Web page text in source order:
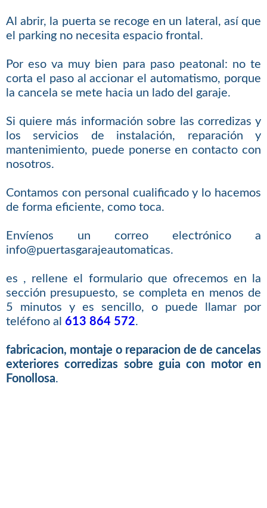
Al abrir, la puerta se recoge en un lateral, así que
el parking no necesita espacio frontal.
Por eso va muy bien para paso peatonal: no te
corta el paso al accionar el automatismo, porque
la cancela se mete hacia un lado del garaje.
Si quiere más información sobre las corredizas y
los servicios de instalación, reparación y
mantenimiento, puede ponerse en contacto con
nosotros.
Contamos con personal cualificado y lo hacemos
de forma eficiente, como toca.
Envíenos un correo electrónico a
info@puertasgarajeautomaticas.
es , rellene el formulario que ofrecemos en la
sección presupuesto, se completa en menos de
5 minutos y es sencillo, o puede llamar por
teléfono al 613 864 572.
fabricacion, montaje o reparacion de de cancelas
exteriores corredizas sobre guia con motor en
Fonollosa.